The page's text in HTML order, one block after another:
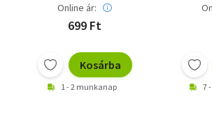
Online ár:
699 Ft
Kosárba
1 - 2 munkanap 7